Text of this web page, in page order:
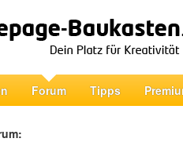
Forum Tipps